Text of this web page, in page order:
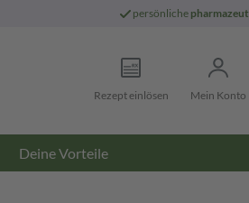
persönliche
Rezept einlösen Mein Konto
Deine Vorteile